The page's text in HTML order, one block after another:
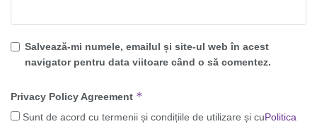
Salvează-mi numele, emailul și site-ul web în acest
navigator pentru data viitoare când o să comentez.
Privacy Policy Agreement *
Sunt de acord cu termenii și condițiile de utilizare și cuPolitica